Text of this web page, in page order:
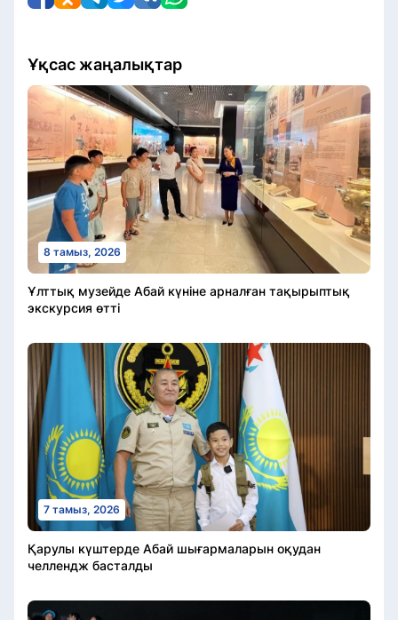
Ұқсас жаңалықтар
8 тамыз, 2026
Ұлттық музейде Абай күніне арналған тақырыптық
экскурсия өтті
7 тамыз, 2026
Қарулы күштерде Абай шығармаларын оқудан
челлендж басталды